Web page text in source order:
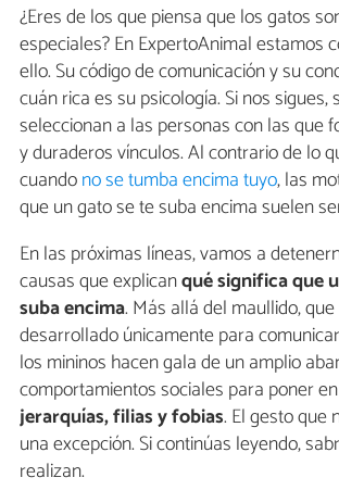
¿Eres de los que piensa que los gatos
especiales? En ExpertoAnimal estamos
ello. Su código de comunicación y su
cuán rica es su psicología. Si nos sigues,
seleccionan a las personas con las que
y duraderos vínculos. Al contrario de lo
cuandono se tumba encima tuyo, las
que un gato se te suba encima suelen
En las próximas líneas, vamos a
causas que explicanqué significa que
suba encima. Más allá del maullido,
desarrollado únicamente para
los mininos hacen gala de un amplio
comportamientos sociales para poner
jerarquías, filias y fobias. El gesto que
una excepción. Si continúas leyendo,
realizan.